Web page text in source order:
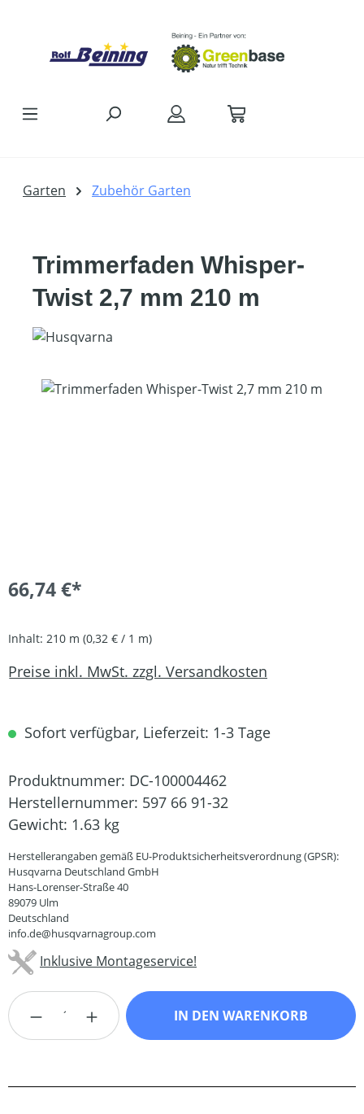
Garten Zubehör Garten
Trimmerfaden Whisper-
Twist 2,7 mm 210 m
Bildergalerie überspringen
66,74 €*
Inhalt: 210 m (0,32 € / 1 m)
Preise inkl. MwSt. zzgl. Versandkosten
Sofort verfügbar, Lieferzeit: 1-3 Tage
Produktnummer: DC-100004462
Herstellernummer: 597 66 91-32
Gewicht: 1.63 kg
Herstellerangaben gemäß EU-Produktsicherheitsverordnung (GPSR):
Husqvarna Deutschland GmbH
Hans-Lorenser-Straße 40
89079 Ulm
Deutschland
info.de@husqvarnagroup.com
Inklusive Montageservice!
Produkt Anzahl: Gib den gewünschten
IN DEN WARENKORB